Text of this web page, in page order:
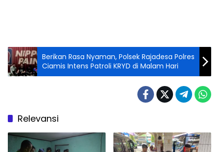
Berikan Rasa Nyaman, Polsek Rajadesa Polres
Ciamis Intens Patroli KRYD di Malam Hari
Relevansi